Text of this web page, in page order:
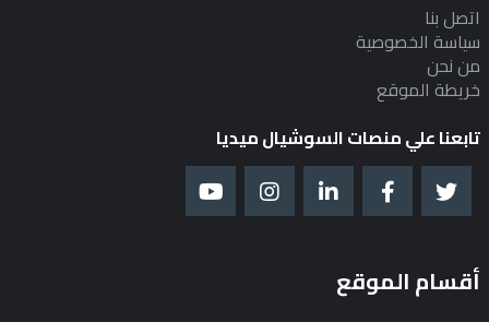
اتصل بنا
سياسة الخصوصية
من نحن
خريطة الموقع
تابعنا علي منصات السوشيال ميديا
أقسام الموقع